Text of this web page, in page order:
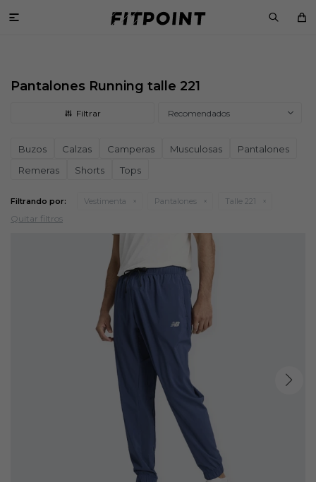

Pantalones Running talle 221
Recomendados
Buzos Calzas Camperas Musculosas
Pantalones
Remeras
Shorts Tops
Filtrando por: Vestimenta Pantalones Talle 221
Quitar filtros